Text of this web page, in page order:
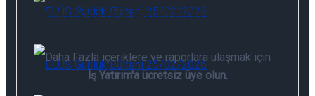
ELÜS Günlük Bülteni 06/08/2026
Günlük Açığa Satış Bilgileri 07/08/2026
Daha Fazla içeriklere ve raporlara ulaşmak için
İş Yatırım'a ücretsiz üye olun.